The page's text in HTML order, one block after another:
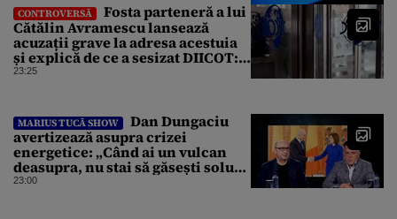
CONTROVERSĂ
Fosta parteneră a lui
Cătălin Avramescu lansează
acuzații grave la adresa acestuia
și explică de ce a sesizat DIICOT:
„Făcea baie complet dezbrăcat cu
23:25
MARIUS TUCĂ SHOW
Dan Dungaciu
avertizează asupra crizei
energetice: „Când ai un vulcan
deasupra, nu stai să găsești soluții
cu leucoplast”
23:00